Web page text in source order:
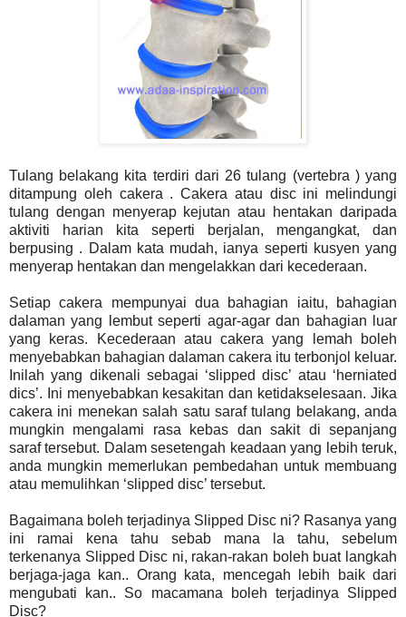
Tulang belakang kita terdiri dari 26 tulang (vertebra ) yang
ditampung oleh cakera . Cakera atau disc ini melindungi
tulang dengan menyerap kejutan atau hentakan daripada
aktiviti harian kita seperti berjalan, mengangkat, dan
berpusing . Dalam kata mudah, ianya seperti kusyen yang
menyerap hentakan dan mengelakkan dari kecederaan.
Setiap cakera mempunyai dua bahagian iaitu, bahagian
dalaman yang lembut seperti agar-agar dan bahagian luar
yang keras. Kecederaan atau cakera yang lemah boleh
menyebabkan bahagian dalaman cakera itu terbonjol keluar.
Inilah yang dikenali sebagai ‘slipped disc’ atau ‘herniated
dics’. Ini menyebabkan kesakitan dan ketidakselesaan. Jika
cakera ini menekan salah satu saraf tulang belakang, anda
mungkin mengalami rasa kebas dan sakit di sepanjang
saraf tersebut. Dalam sesetengah keadaan yang lebih teruk,
anda mungkin memerlukan pembedahan untuk membuang
atau memulihkan ‘slipped disc’ tersebut.
Bagaimana boleh terjadinya Slipped Disc ni? Rasanya yang
ini ramai kena tahu sebab mana la tahu, sebelum
terkenanya Slipped Disc ni, rakan-rakan boleh buat langkah
berjaga-jaga kan.. Orang kata, mencegah lebih baik dari
mengubati kan.. So macamana boleh terjadinya Slipped
Disc?